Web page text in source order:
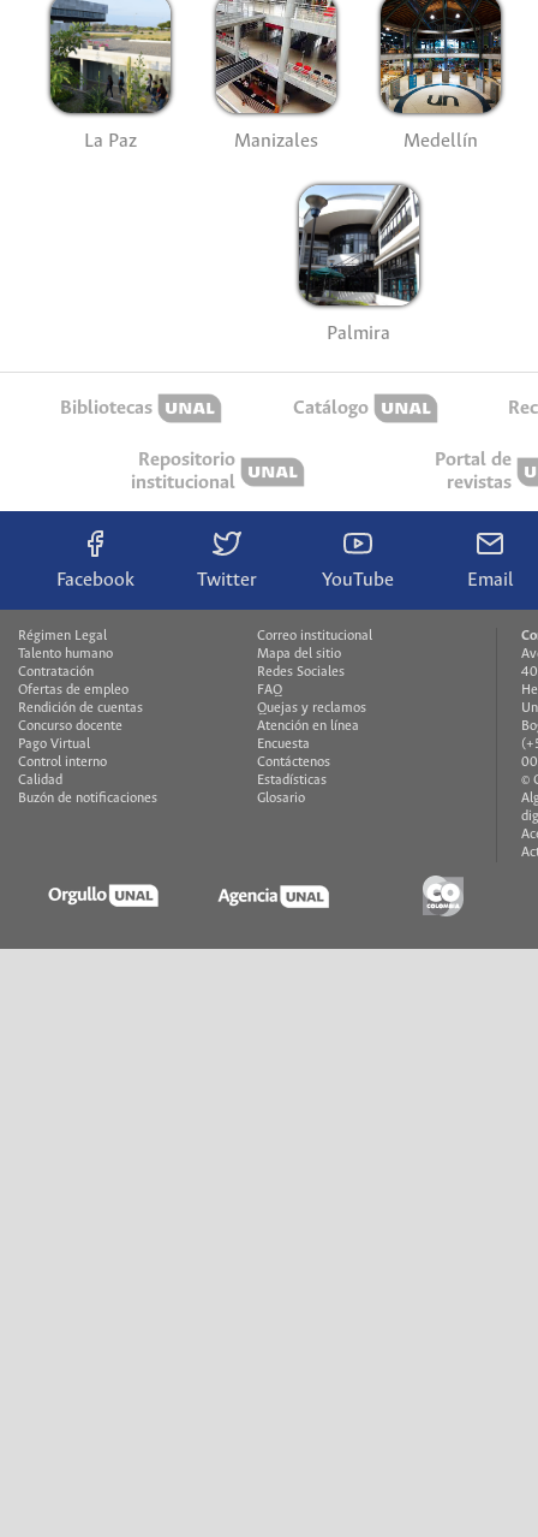
La Paz Manizales Medellín
Palmira
Bibliotecas Catálogo
Repositorio
institucional
Portal de
revistas
Facebook Twitter YouTube Email
Régimen Legal
Talento humano
Contratación
Ofertas de empleo
Rendición de cuentas
Concurso docente
Pago Virtual
Control interno
Calidad
Buzón de notificaciones
Correo institucional
Mapa del sitio
Redes Sociales
FAQ
Quejas y reclamos
Atención en línea
Encuesta
Contáctenos
Estadísticas
Glosario
©